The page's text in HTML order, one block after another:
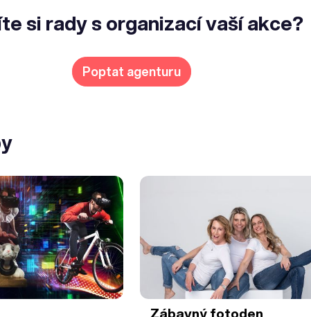
si rady s organizací vaší akce?
Poptat agenturu